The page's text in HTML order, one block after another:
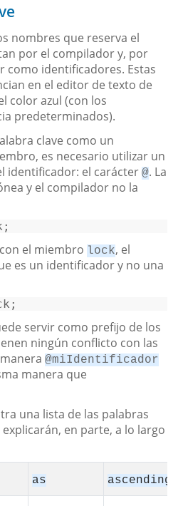
nombres que reserva el
por el compilador y, por
como identificadores. Estas
en el editor de texto de
color azul (con los
predeterminados).
clave como un
es necesario utilizar un
identificador: el carácter @. La
y el compilador no la
;
con el miembro lock, el
es un identificador y no una
servir como prefijo de los
ningún conflicto con las
@miIdentificador
manera que
una lista de las palabras
explicarán, en parte, a lo largo
as ascending